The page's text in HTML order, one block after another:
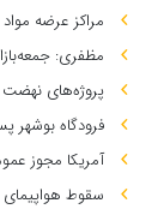
مراکز عرضه
مظفری:
پروژه‌های
فرودگاه بوشهر
آمریکا مجوز
سقوط هواپیمای